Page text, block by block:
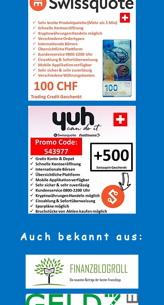
Auch bekannt aus: